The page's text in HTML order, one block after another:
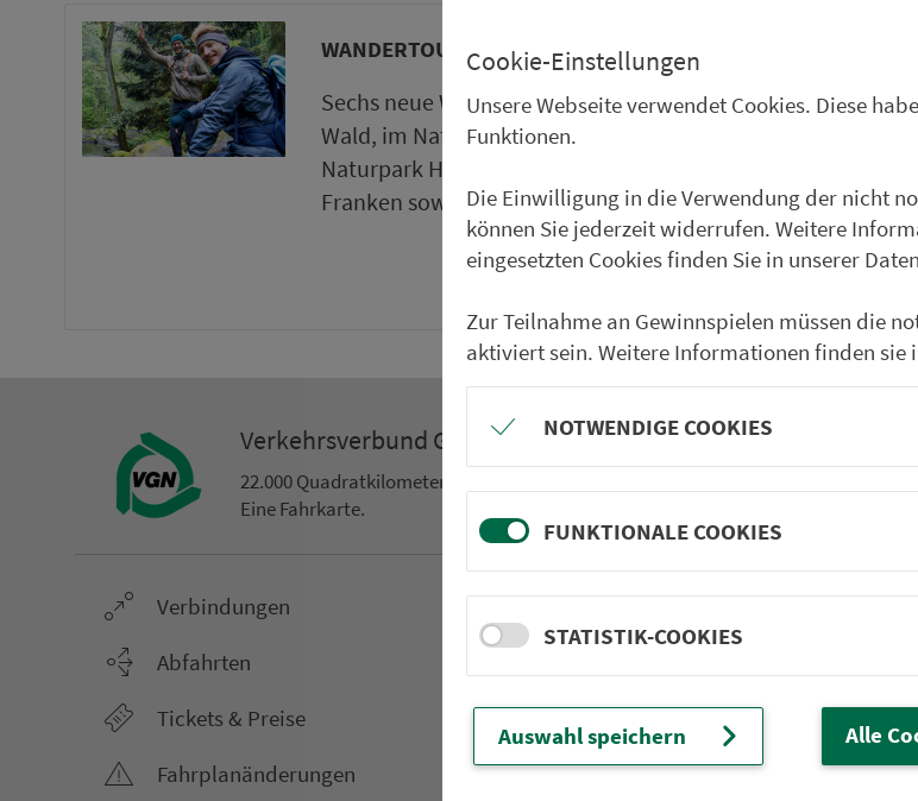
WANDERTOUREN UND STÄDTETIPPS
Sechs neue Wandertouren im Oberpfälzer
Wald, im Naturpark Frankenwald, im
Naturpark Haßberge und im Weinparadies
Franken sowie ein neuer Städtetipp in Roth.
weiter
Ver­kehrs­ver­bund Groß­raum Nürn­berg
22.000 Qua­drat­ki­lo­me­ter. 130 Ver­kehrs­un­ter­neh­men. 1.100 Linien.
Eine Fahr­kar­te.
Ver­bin­dungen
Abfahrten
Tickets & Preise
Fahr­plan­ände­rungen
Netz & Fahrpläne
AST-Aus­hang­fahr­plä­ne
Frei­zeit-
Wandern
Cookie-Einstellungen
Unsere Webseite verwendet Cookies. Diese
Funktionen.
Die Einwilligung in die Verwendung der nicht
können Sie jederzeit widerrufen. Weitere
eingesetzten Cookies finden Sie in unserer
Zur Teilnahme an Gewinnspielen müssen die
aktiviert sein. Weitere Informationen finden sie
NOTWENDIGE COOKIES
FUNKTIONALE COOKIES
STATISTIK-COOKIES
Auswahl speichern Alle